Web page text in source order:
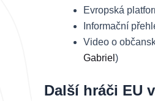
Evropská
Informační
Video o
Gabriel )
Další hráči EU